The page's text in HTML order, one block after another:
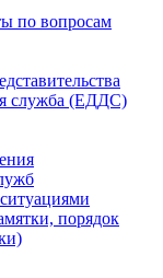
по вопросам
служба (ЕДДС)
порядок